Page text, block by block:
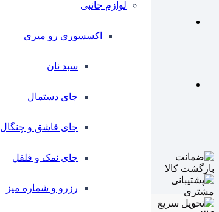
لوازم جانبی
اکسسوری رو میزی
سبد نان
جای دستمال
جای قاشق و چنگال
جای نمک و فلفل
رزرو و شماره میز